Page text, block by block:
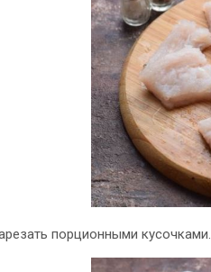
порционными кусочками.